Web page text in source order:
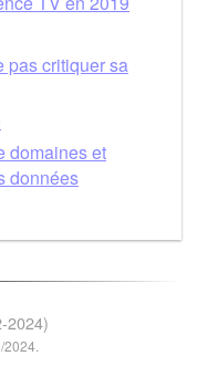
pas critiquer sa
domaines et
données
2024)